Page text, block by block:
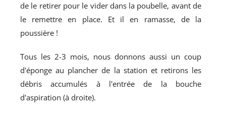
de le retirer pour le vider dans la poubelle, avant de
le remettre en place. Et il en ramasse, de la
poussière !
Tous les 2-3 mois, nous donnons aussi un coup
d'éponge au plancher de la station et retirons les
débris accumulés à l'entrée de la bouche
d'aspiration (à droite).